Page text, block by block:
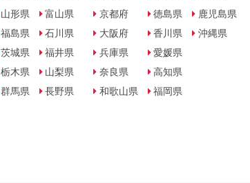
山形県
福島県
茨城県
栃木県
群馬県
富山県
石川県
福井県
山梨県
長野県
京都府
大阪府
兵庫県
奈良県
和歌山県
徳島県
香川県
愛媛県
高知県
福岡県
鹿児島県
沖縄県